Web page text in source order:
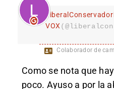
VOX
Colaborador de
Como se nota que
poco. Ayuso a por la